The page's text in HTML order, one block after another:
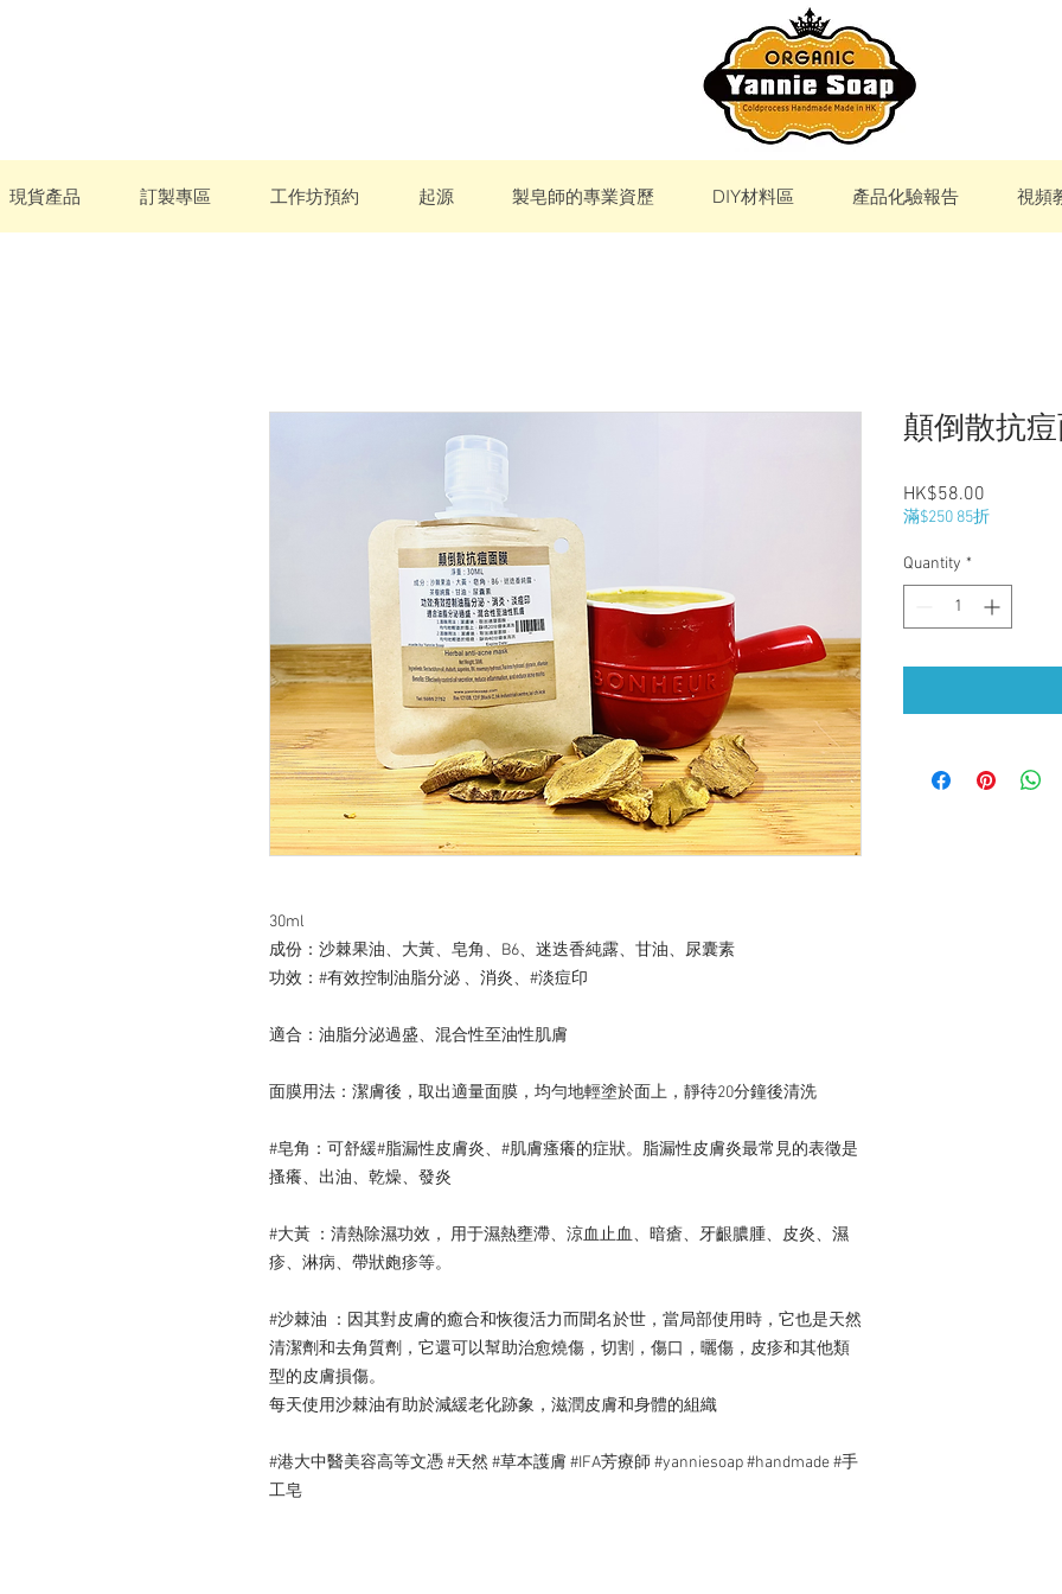
現貨產品 訂製專區 工作坊預約 起源 製皂師的專業資歷 DIY材料區 產品化驗報告 視頻
30ml
成份：沙棘果油、大黃、皂角、B6、迷迭香純露、甘油、尿囊素
功效：#有效控制油脂分泌 、消炎、#淡痘印
適合：油脂分泌過盛、混合性至油性肌膚
面膜用法：潔膚後，取出適量面膜，均勻地輕塗於面上，靜待20分鐘後清洗
#皂角：可舒緩#脂漏性皮膚炎、#肌膚瘙癢的症狀。脂漏性皮膚炎最常見的表徵是
搔癢、出油、乾燥、發炎
#大黃 ：清熱除濕功效， 用于濕熱壅滯、涼血止血、暗瘡、牙齦膿腫、皮炎、濕
疹、淋病、帶狀皰疹等。
#沙棘油 ：因其對皮膚的癒合和恢復活力而聞名於世，當局部使用時，它也是天然
清潔劑和去角質劑，它還可以幫助治愈燒傷，切割，傷口，曬傷，皮疹和其他類
型的皮膚損傷。
每天使用沙棘油有助於減緩老化跡象，滋潤皮膚和身體的組織
#港大中醫美容高等文憑 #天然 #草本護膚 #IFA芳療師 #yanniesoap #handmade #手
工皂
顛倒散抗
HK$58.00
滿$250 85折
Quantity *